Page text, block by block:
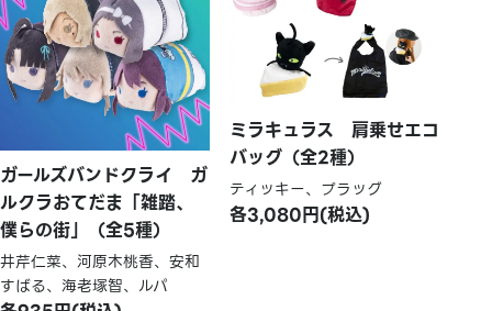
ガールズバンドクライ ガ
ルクラおてだま「雑踏、
僕らの街」（全5種）
井芹仁菜、河原木桃香、安和
すばる、海老塚智、ルパ
ミラキュラス 肩乗せエコ
バッグ（全2種）
ティッキー、プラッグ
各3,080円(税込)